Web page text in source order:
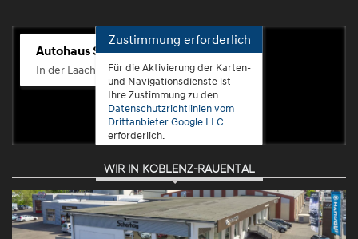
Autohaus Scherhag
In der Laach 76, 56072 Koblenz-Güls
Zustimmung erforderlich
Für die Aktivierung der Karten-
und Navigationsdienste ist
Ihre Zustimmung zu den
Datenschutzrichtlinien vom
Drittanbieter Google LLC
erforderlich.
Zustimmen
und
aktivieren
WIR IN KOBLENZ-RAUENTAL